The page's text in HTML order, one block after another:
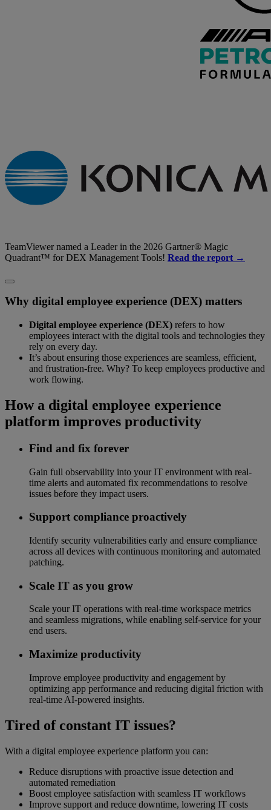
TeamViewer named a Leader in the 2026 Gartner® Magic
Quadrant™ for DEX Management Tools! Read the report →
Why digital employee experience (DEX) matters
Digital employee experience (DEX) refers to how
employees interact with the digital tools and technologies they
rely on every day.
It’s about ensuring those experiences are seamless, efficient,
and frustration-free. Why? To keep employees productive and
work flowing.
How a digital employee experience
platform improves productivity
Find and fix forever
Gain full observability into your IT environment with real-
time alerts and automated fix recommendations to resolve
issues before they impact users.
Support compliance proactively
Identify security vulnerabilities early and ensure compliance
across all devices with continuous monitoring and automated
patching.
Scale IT as you grow
Scale your IT operations with real-time workspace metrics
and seamless migrations, while enabling self-service for your
end users.
Maximize productivity
Improve employee productivity and engagement by
optimizing app performance and reducing digital friction with
real-time AI-powered insights.
Tired of constant IT issues?
With a digital employee experience platform you can:
Reduce disruptions with proactive issue detection and
automated remediation
Boost employee satisfaction with seamless IT workflows
Improve support and reduce downtime, lowering IT costs